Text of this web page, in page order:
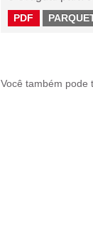
PDF
Você também pode